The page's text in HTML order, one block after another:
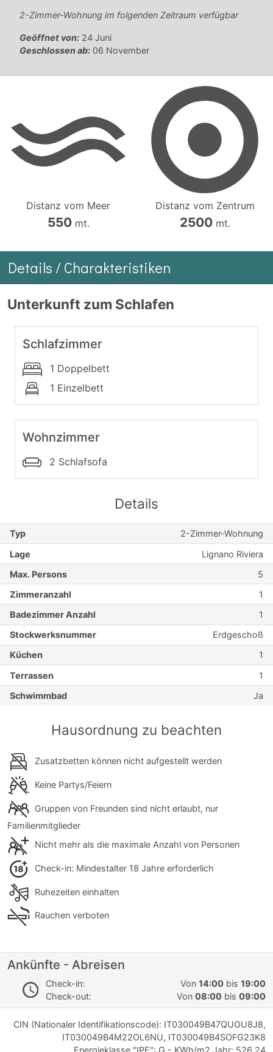
2-Zimmer-Wohnung im folgenden Zeitraum verfügbar
Geöffnet von: 24 Juni
Geschlossen ab: 06 November
Distanz vom Meer
550mt.
Distanz vom Zentrum
2500mt.
Details / Charakteristiken
Unterkunft zum Schlafen
Schlafzimmer
1 Doppelbett
1 Einzelbett
Wohnzimmer
2 Schlafsofa
Details
Typ
2-Zimmer-Wohnung
Lage
Lignano Riviera
Max. Persons
5
Zimmeranzahl
1
Badezimmer Anzahl
1
Stockwerksnummer
Erdgeschoß
Küchen
1
Terrassen
1
Schwimmbad
Ja
Hausordnung zu beachten
Zusatzbetten können nicht aufgestellt werden
Keine Partys/Feiern
Gruppen von Freunden sind nicht erlaubt, nur
Familienmitglieder
Nicht mehr als die maximale Anzahl von Personen
Check-in: Mindestalter 18 Jahre erforderlich
Ruhezeiten einhalten
Rauchen verboten
Ankünfte - Abreisen
Check-in: Von 14:00 bis 19:00
Check-out:
Von 08:00 bis 09:00
CIN (Nationaler Identifikationscode): IT030049B47QUOU8J8,
IT030049B4M22OL6NU, IT030049B4SOFG23K8
Energieklasse "IPE": G - KWh/m2 Jahr: 526.24